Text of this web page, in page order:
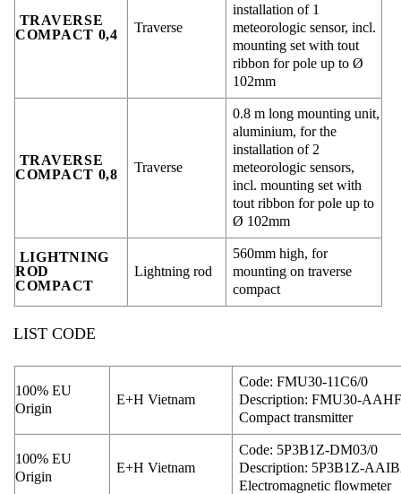
TRAVERSE
COMPACT 0,4
Traverse
installation of 1
meteorologic sensor, incl.
mounting set with tout
ribbon for pole up to Ø
102mm
TRAVERSE
COMPACT 0,8
Traverse
0.8 m long mounting unit,
aluminium, for the
installation of 2
meteorologic sensors,
incl. mounting set with
tout ribbon for pole up to
Ø 102mm
LIGHTNING
ROD
COMPACT
Lightning rod
560mm high, for
mounting on traverse
compact
LIST CODE
100% EU
Origin
E+H Vietnam
Code: FMU30-11C6/0
Description: FMU30-
Compact transmitter
100% EU
Origin
E+H Vietnam
Code: 5P3B1Z-DM03/0
Description: 5P3B1Z-
Electromagnetic flowmeter